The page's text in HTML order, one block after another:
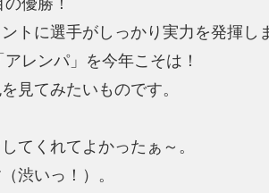
トに選手がしっかり実力を発揮し
レンパ」を今年こそは！
見てみたいものです。
てくれてよかったぁ～。
渋いっ！）。